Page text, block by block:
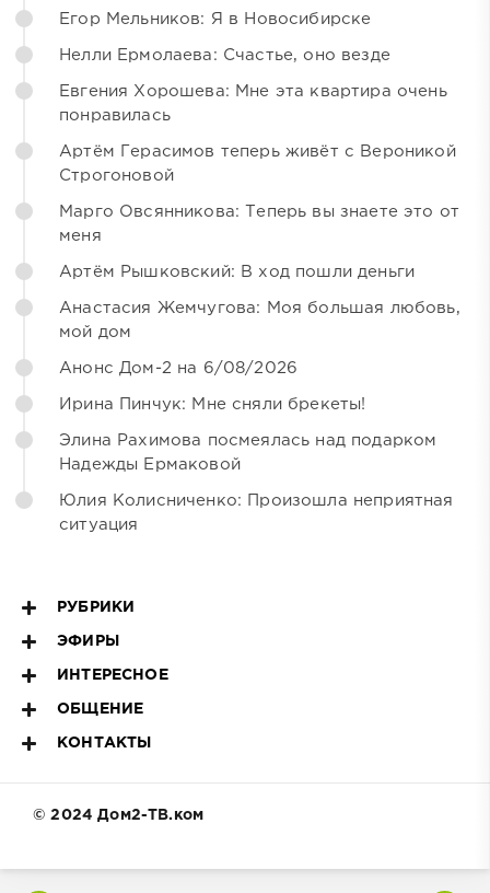
Егор Мельников: Я в Новосибирске
Нелли Ермолаева: Счастье, оно везде
Евгения Хорошева: Мне эта квартира очень
понравилась
Артём Герасимов теперь живёт с Вероникой
Строгоновой
Марго Овсянникова: Теперь вы знаете это от
меня
Артём Рышковский: В ход пошли деньги
Анастасия Жемчугова: Моя большая любовь,
мой дом
Анонс Дом-2 на 6/08/2026
Ирина Пинчук: Мне сняли брекеты!
Элина Рахимова посмеялась над подарком
Надежды Ермаковой
Юлия Колисниченко: Произошла неприятная
ситуация
РУБРИКИ
ЭФИРЫ
ИНТЕРЕСНОЕ
ОБЩЕНИЕ
КОНТАКТЫ
© 2024 Дом2-ТВ.ком